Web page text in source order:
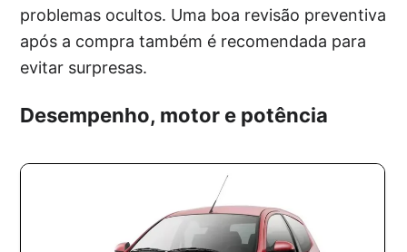
problemas ocultos. Uma boa revisão preventiva
após a compra também é recomendada para
evitar surpresas.
Desempenho, motor e potência